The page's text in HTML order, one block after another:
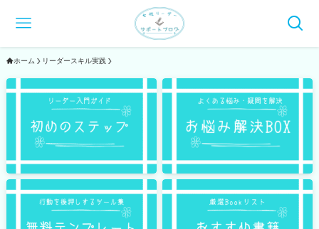
ホーム リーダースキル実践